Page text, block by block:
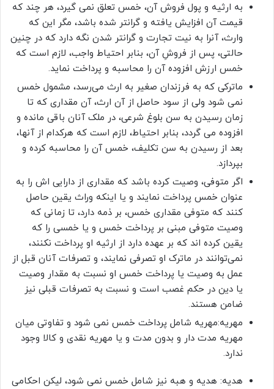
به ارثیه و پول فروش آن، خمس تعلق نمی گیرد، هر چند که
قیمت آن افزایش یافته و گرانتر شده باشد، مگر این که
وارث، آنرا به نیت تجارت و گرانتر شدن نگه دارد که در چنین
حالتی، پس از فروشِ آن، بنابر احتیاط واجب، لازم است که
خمس ارزش افزوده آن را محاسبه و پرداخت نماید.
ماترکی که به فرزندان صغیر به ارث می‌رسد، مشمول خمس
نمی شود ولی از سود حاصل از آن ارث، آن مقداری که تا
زمان رسیدن به سن بلوغ شرعی، در ملک آنان باقی مانده و
افزوده می گردد، بنابر احتیاط، لازم است که هرکدام از آنها،
بعد از رسیدن به سن تکلیف، خمس آن را محاسبه کرده و
بپردازد.
اگر متوفی، وصیت کرده باشد که مقداری از دارایی اش را به
عنوان خمس پرداخت نمایند و یا اینکه وراث یقین حاصل
کنند که متوفی مقداری خمس، بر ذمه دارد، تا زمانی که
وصیت متوفی مبنی بر پرداخت خمس و یا خمسی را که
یقین کرده اند که بر عهده دارد از ارثیه او پرداخت نکنند،
نمی‌توانند در ماترک او تصرفی نمایند، و تصرفات آنان قبل از
عمل به وصیت یا پرداخت خمس او نسبت به مقدار وصیت
یا دین در حکم غصب است و نسبت به تصرفات قبلی نیز
ضامن هستند.
مهریه:مهریه شامل پرداخت خمس نمی شود و تفاوتی میان
مهریه مدت ‌دار و بدون مدت و یا مهریه نقدی و کالا وجود
ندارد.
هدیه: هدیه و هبه نیز شامل خمس نمی شود، لیکن احکامی